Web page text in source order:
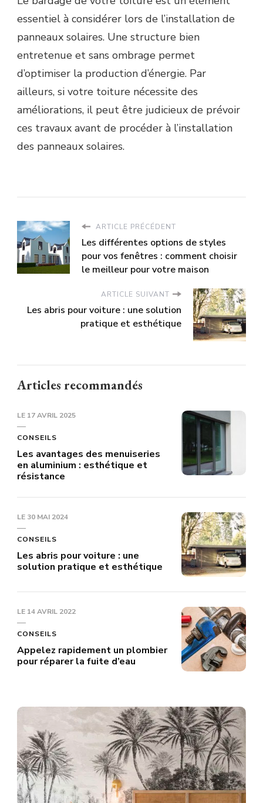
essentiel à considérer lors de l’installation de
panneaux solaires. Une structure bien
entretenue et sans ombrage permet
d’optimiser la production d’énergie. Par
ailleurs, si votre toiture nécessite des
améliorations, il peut être judicieux de prévoir
ces travaux avant de procéder à l’installation
des panneaux solaires.
ARTICLE PRÉCÉDENT
Les différentes options de styles
pour vos fenêtres : comment choisir
le meilleur pour votre maison
ARTICLE SUIVANT
Les abris pour voiture : une solution
pratique et esthétique
Articles recommandés
LE 17 AVRIL 2025
CONSEILS
Les avantages des menuiseries
en aluminium : esthétique et
résistance
LE 30 MAI 2024
CONSEILS
Les abris pour voiture : une
solution pratique et esthétique
LE 14 AVRIL 2022
CONSEILS
Appelez rapidement un plombier
pour réparer la fuite d’eau